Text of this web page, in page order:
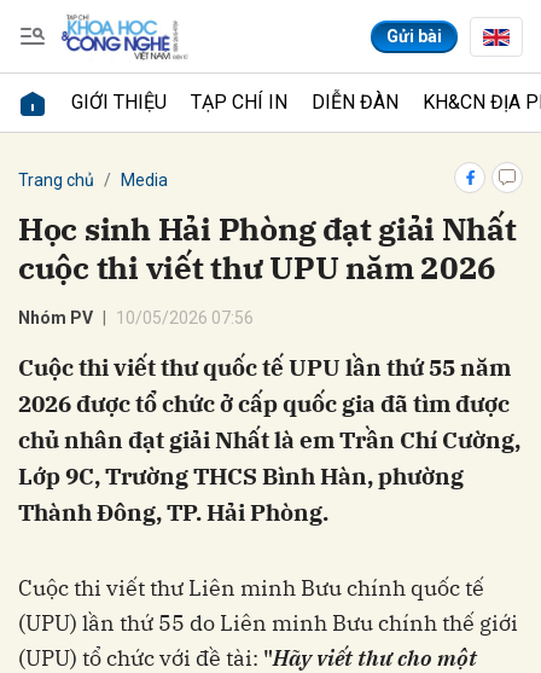
Gửi bài
GIỚI THIỆU TẠP CHÍ IN DIỄN ĐÀN KH&CN ĐỊA
Trang chủ Media
Học sinh Hải Phòng đạt giải Nhất
cuộc thi viết thư UPU năm 2026
Nhóm PV 10/05/2026 07:56
Cuộc thi viết thư quốc tế UPU lần thứ 55 năm
2026 được tổ chức ở cấp quốc gia đã tìm được
chủ nhân đạt giải Nhất là em Trần Chí Cường,
Lớp 9C, Trường THCS Bình Hàn, phường
Thành Đông, TP. Hải Phòng.
Cuộc thi viết thư Liên minh Bưu chính quốc tế
(UPU) lần thứ 55 do Liên minh Bưu chính thế giới
(UPU) tổ chức với đề tài: "Hãy viết thư cho một
Gửi bình luận
Hủy Gửi